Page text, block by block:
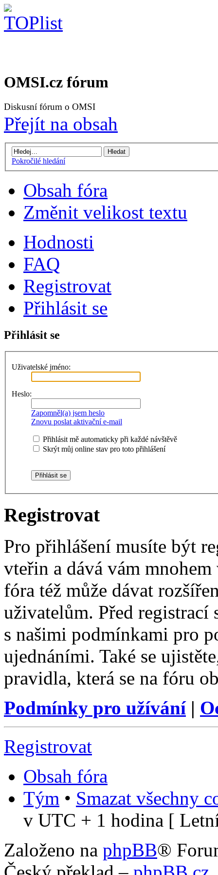
OMSI.cz fórum
Diskusní fórum o OMSI
Přejít na obsah
Pokročilé hledání
Obsah fóra
Změnit velikost textu
Hodnosti
FAQ
Registrovat
Přihlásit se
Přihlásit se
Uživatelské jméno:
Heslo:
Zapomněl(a) jsem heslo
Znovu poslat aktivační e-mail
Přihlásit mě automaticky při každé návštěvě
Skrýt můj online stav pro toto přihlášení
Registrovat
Pro přihlášení musíte být
vteřin a dává vám
fóra též může dávat
uživatelům. Před registrací
s našimi podmínkami pro
ujednáními. Také se
pravidla, která se na fóru
Podmínky pro užívání|
Registrovat
Obsah fóra
Tým • Smazat všechny
v UTC + 1 hodina [
Založeno na phpBB®